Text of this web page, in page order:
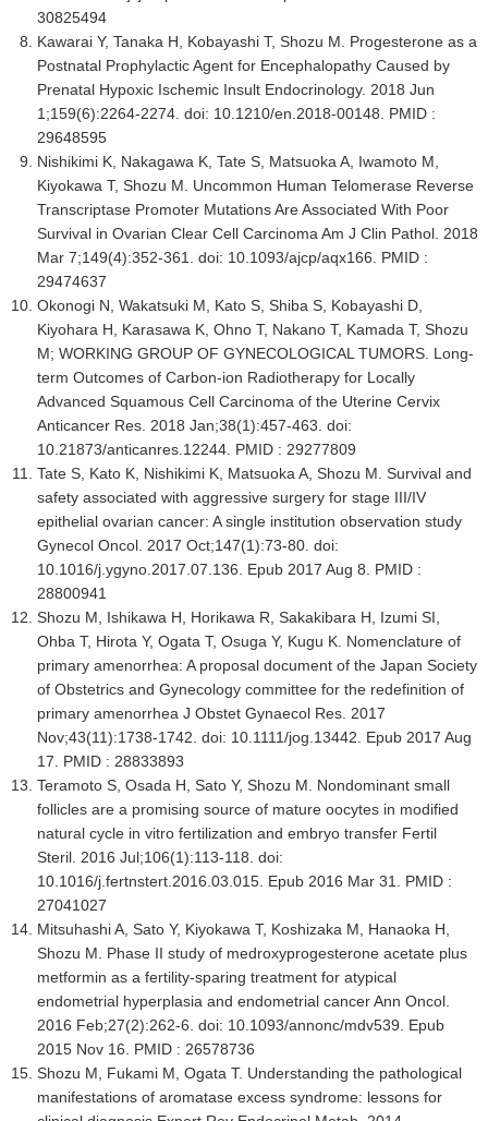
30825494
Kawarai Y, Tanaka H, Kobayashi T, Shozu M. Progesterone as a
Postnatal Prophylactic Agent for Encephalopathy Caused by
Prenatal Hypoxic Ischemic Insult Endocrinology. 2018 Jun
1;159(6):2264-2274. doi: 10.1210/en.2018-00148. PMID :
29648595
Nishikimi K, Nakagawa K, Tate S, Matsuoka A, Iwamoto M,
Kiyokawa T, Shozu M. Uncommon Human Telomerase Reverse
Transcriptase Promoter Mutations Are Associated With Poor
Survival in Ovarian Clear Cell Carcinoma Am J Clin Pathol. 2018
Mar 7;149(4):352-361. doi: 10.1093/ajcp/aqx166. PMID :
29474637
Okonogi N, Wakatsuki M, Kato S, Shiba S, Kobayashi D,
Kiyohara H, Karasawa K, Ohno T, Nakano T, Kamada T, Shozu
M; WORKING GROUP OF GYNECOLOGICAL TUMORS. Long-
term Outcomes of Carbon-ion Radiotherapy for Locally
Advanced Squamous Cell Carcinoma of the Uterine Cervix
Anticancer Res. 2018 Jan;38(1):457-463. doi:
10.21873/anticanres.12244. PMID : 29277809
Tate S, Kato K, Nishikimi K, Matsuoka A, Shozu M. Survival and
safety associated with aggressive surgery for stage III/IV
epithelial ovarian cancer: A single institution observation study
Gynecol Oncol. 2017 Oct;147(1):73-80. doi:
10.1016/j.ygyno.2017.07.136. Epub 2017 Aug 8. PMID :
28800941
Shozu M, Ishikawa H, Horikawa R, Sakakibara H, Izumi SI,
Ohba T, Hirota Y, Ogata T, Osuga Y, Kugu K. Nomenclature of
primary amenorrhea: A proposal document of the Japan Society
of Obstetrics and Gynecology committee for the redefinition of
primary amenorrhea J Obstet Gynaecol Res. 2017
Nov;43(11):1738-1742. doi: 10.1111/jog.13442. Epub 2017 Aug
17. PMID : 28833893
Teramoto S, Osada H, Sato Y, Shozu M. Nondominant small
follicles are a promising source of mature oocytes in modified
natural cycle in vitro fertilization and embryo transfer Fertil
Steril. 2016 Jul;106(1):113-118. doi:
10.1016/j.fertnstert.2016.03.015. Epub 2016 Mar 31. PMID :
27041027
Mitsuhashi A, Sato Y, Kiyokawa T, Koshizaka M, Hanaoka H,
Shozu M. Phase II study of medroxyprogesterone acetate plus
metformin as a fertility-sparing treatment for atypical
endometrial hyperplasia and endometrial cancer Ann Oncol.
2016 Feb;27(2):262-6. doi: 10.1093/annonc/mdv539. Epub
2015 Nov 16. PMID : 26578736
Shozu M, Fukami M, Ogata T. Understanding the pathological
manifestations of aromatase excess syndrome: lessons for